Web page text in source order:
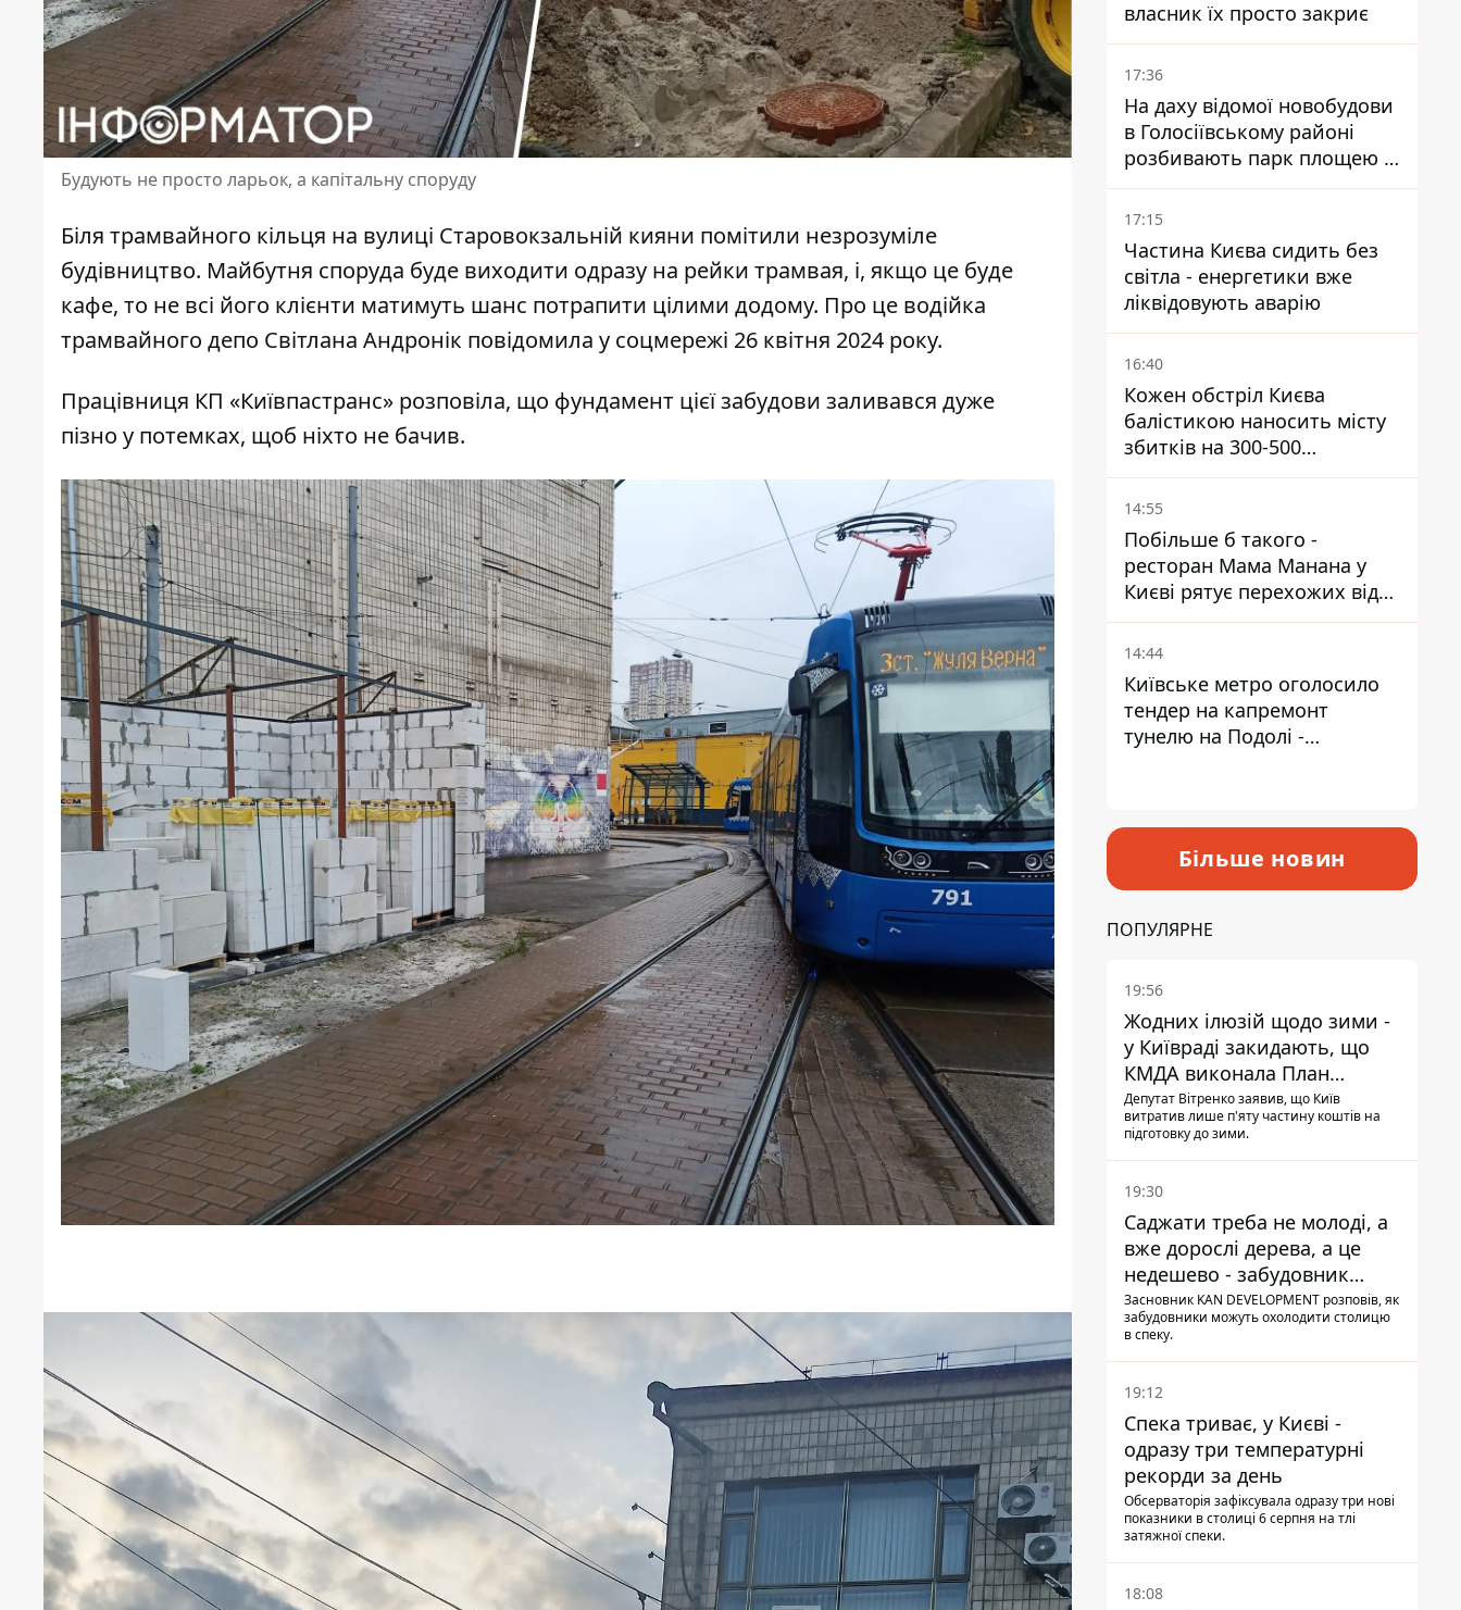
Будують не просто ларьок, а капітальну споруду
Біля трамвайного кільця на вулиці Старовокзальній кияни помітили незрозуміле
будівництво. Майбутня споруда буде виходити одразу на рейки трамвая, і, якщо це буде
кафе, то не всі його клієнти матимуть шанс потрапити цілими додому. Про це водійка
трамвайного депо Світлана Андронік повідомила у соцмережі 26 квітня 2024 року.
Працівниця КП «Київпастранс» розповіла, що фундамент цієї забудови заливався дуже
пізно у потемках, щоб ніхто не бачив.
власник їх просто закриє
17:36
На даху відомої новобудови
в Голосіївському районі
розбивають парк площею в
гектар
17:15
Частина Києва сидить без
світла - енергетики вже
ліквідовують аварію
16:40
Кожен обстріл Києва
балістикою наносить місту
збитків на 300-500
мільйонів - Петро
Пантелеєв
14:55
Побільше б такого -
ресторан Мама Манана у
Києві рятує перехожих від
спеки
14:44
Київське метро оголосило
тендер на капремонт
тунелю на Подолі -
Більше новин
ПОПУЛЯРНЕ
19:56
Жодних ілюзій щодо зими -
у Київраді закидають, що
КМДА виконала План
стійкості на 20%
Депутат Вітренко заявив, що Київ
витратив лише п'яту частину коштів на
підготовку до зими.
19:30
Саджати треба не молоді, а
вже дорослі дерева, а це
недешево - забудовник
Ніконов
Засновник KAN DEVELOPMENT розповів, як
забудовники можуть охолодити столицю
в спеку.
19:12
Спека триває, у Києві -
одразу три температурні
рекорди за день
Обсерваторія зафіксувала одразу три нові
показники в столиці 6 серпня на тлі
затяжної спеки.
18:08